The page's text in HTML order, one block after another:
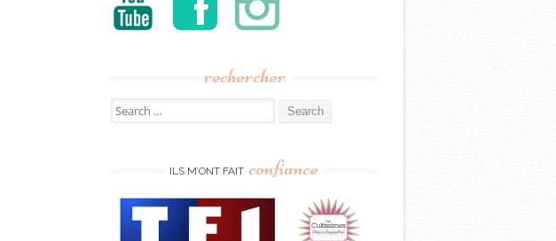
rechercher
Search
for:
ILS M’ONT FAIT confiance